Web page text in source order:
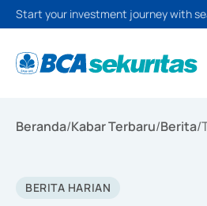
Start your investment journey with
Beranda/Kabar Terbaru/Berita/
BERITA HARIAN